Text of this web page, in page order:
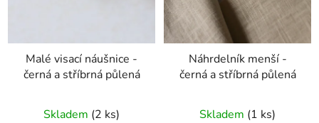
Malé visací náušnice -
černá a stříbrná půlená
Skladem (2 ks)
Náhrdelník menší -
černá a stříbrná půlená
Skladem (1 ks)